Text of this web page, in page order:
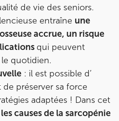
de vie des seniors.
entraîne une
accrue, un risque
qui peuvent
quotidien.
: il est possible d’
de préserver sa force
adaptées ! Dans cet
les causes de la sarcopénie